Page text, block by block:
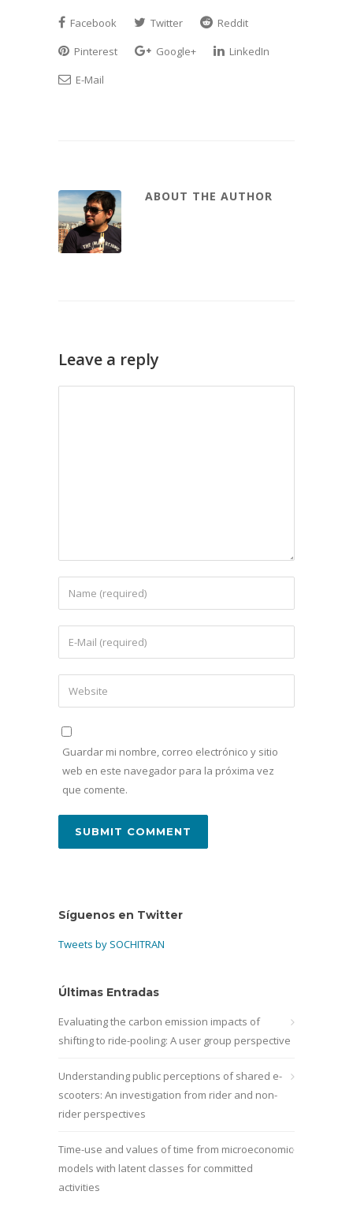
Facebook Twitter
Reddit
Pinterest
Google+
LinkedIn
E-Mail
ABOUT THE AUTHOR
Leave a reply
Guardar mi nombre, correo electrónico y sitio
web en este navegador para la próxima vez
que comente.
Síguenos en Twitter
Tweets by SOCHITRAN
Últimas Entradas
Evaluating the carbon emission impacts of
shifting to ride-pooling: A user group perspective
Understanding public perceptions of shared e-
scooters: An investigation from rider and non-
rider perspectives
Time-use and values of time from microeconomic
models with latent classes for committed
activities